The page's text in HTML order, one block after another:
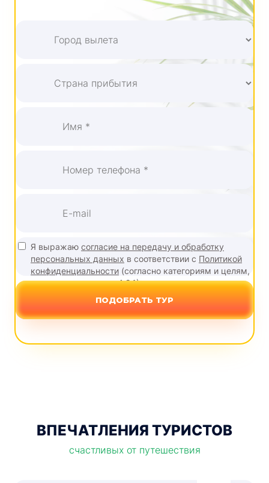
Я выражаю согласие на передачу и обработку
персональных данных в соответствии с Политикой
конфиденциальности (согласно категориям и целям,
поименованным в п. 4.2.1)
ПОДОБРАТЬ ТУР
ВПЕЧАТЛЕНИЯ ТУРИСТОВ
счастливых от путешествия